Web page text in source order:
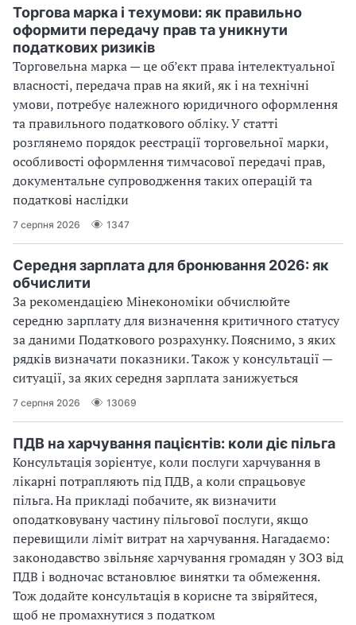
Торгова марка і техумови: як правильно
оформити передачу прав та уникнути
податкових ризиків
Торговельна марка — це об’єкт права інтелектуальної
власності, передача прав на який, як і на технічні
умови, потребує належного юридичного оформлення
та правильного податкового обліку. У статті
розглянемо порядок реєстрації торговельної марки,
особливості оформлення тимчасової передачі прав,
документальне супроводження таких операцій та
податкові наслідки
7 серпня 2026 1347
Середня зарплата для бронювання 2026: як
обчислити
За рекомендацією Мінекономіки обчислюйте
середню зарплату для визначення критичного статусу
за даними Податкового розрахунку. Пояснимо, з яких
рядків визначати показники. Також у консультації —
ситуації, за яких середня зарплата занижується
7 серпня 2026 13069
ПДВ на харчування пацієнтів: коли діє пільга
Консультація зорієнтує, коли послуги харчування в
лікарні потрапляють під ПДВ, а коли спрацьовує
пільга. На прикладі побачите, як визначити
оподатковувану частину пільгової послуги, якщо
перевищили ліміт витрат на харчування. Нагадаємо:
законодавство звільняє харчування громадян у ЗОЗ від
ПДВ і водночас встановлює винятки та обмеження.
Тож додайте консультація в корисне та звіряйтеся,
щоб не промахнутися з податком